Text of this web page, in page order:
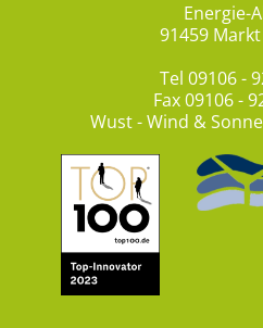
Energie-
91459
Tel 09106 -
Fax 09106 -
Wust - Wind &